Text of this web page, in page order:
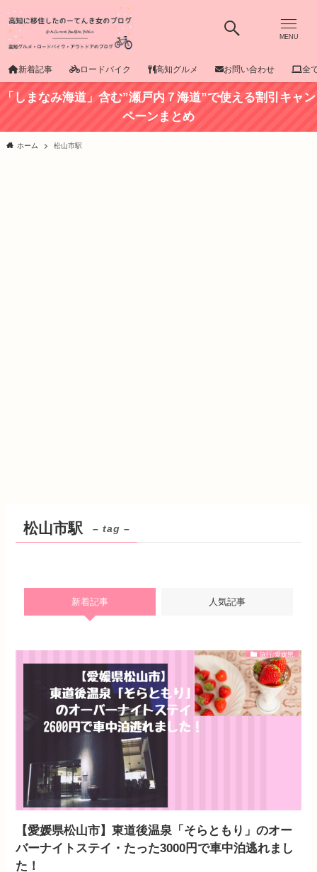
MENU
新着記事 ロードバイク 高知グルメ お問い合わせ 全
「しまなみ海道」含む”瀬戸内７海道”で使える割引キャン
ペーンまとめ
ホーム 松山市駅
松山市駅 – tag –
新着記事 人気記事
旅行/愛媛県
【愛媛県松山市】東道後温泉「そらともり」のオー
バーナイトステイ・たった3000円で車中泊逃れまし
た！